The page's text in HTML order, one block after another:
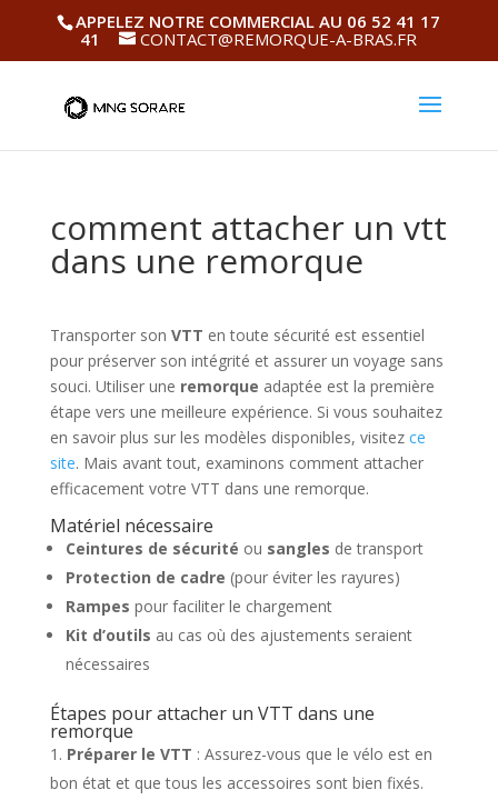
APPELEZ NOTRE COMMERCIAL AU 06 52 41 17
41
CONTACT@REMORQUE-A-BRAS.FR
comment attacher un vtt
dans une remorque
Transporter son VTT en toute sécurité est essentiel
pour préserver son intégrité et assurer un voyage sans
souci. Utiliser une remorque adaptée est la première
étape vers une meilleure expérience. Si vous souhaitez
en savoir plus sur les modèles disponibles, visitez ce
site. Mais avant tout, examinons comment attacher
efficacement votre VTT dans une remorque.
Matériel nécessaire
Ceintures de sécurité ou sangles de transport
Protection de cadre (pour éviter les rayures)
Rampes pour faciliter le chargement
Kit d’outils au cas où des ajustements seraient
nécessaires
Étapes pour attacher un VTT dans une
remorque
Préparer le VTT : Assurez-vous que le vélo est en
bon état et que tous les accessoires sont bien fixés.